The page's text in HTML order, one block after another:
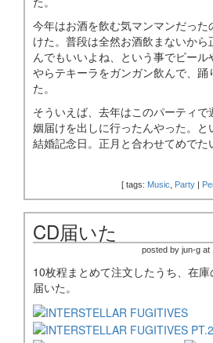
今年はお酒を飲む気マンマンだっ
けた。普段は全然お酒飲まないか
んでもいいよね、という事でビー
やらテキーラをガンガン飲んで、踊
た。
そういえば、去年はこのパーティ
姻届けを出しに行ったんやった。と
結婚記念日。正月と合わせてめでた
[ tags: Music Party |
CD届いた
posted by jun-g at
10枚程まとめて注文したうち、在
届いた。